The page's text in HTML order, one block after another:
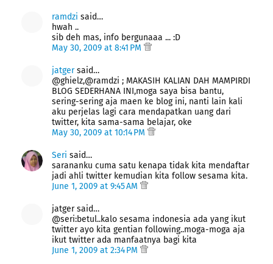
ramdzi said…
hwah ..
sib deh mas, info bergunaaa ... :D
May 30, 2009 at 8:41 PM
jatgersaid…
@ghielz,@ramdzi ; MAKASIH KALIAN DAH MAMPIRDI
BLOG SEDERHANA INI,moga saya bisa bantu,
sering-sering aja maen ke blog ini, nanti lain kali
aku perjelas lagi cara mendapatkan uang dari
twitter, kita sama-sama belajar, oke
May 30, 2009 at 10:14 PM
Seri said…
sarananku cuma satu kenapa tidak kita mendaftar
jadi ahli twitter kemudian kita follow sesama kita.
June 1, 2009 at 9:45 AM
jatger said…
@seri:betul..kalo sesama indonesia ada yang ikut
twitter ayo kita gentian following..moga-moga aja
ikut twitter ada manfaatnya bagi kita
June 1, 2009 at 2:34 PM